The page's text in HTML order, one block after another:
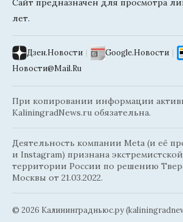
Сайт предназначен для просмотра
лет.
Дзен.Новости | Google.Новости |
Новости@Mail.Ru
При копировании информации
KaliningradNews.ru обязательна.
Деятельность компании Meta (и её
и Instagram) признана
территории России по решению
Москвы от 21.03.2022.
© 2026 Калининградньюc.ру